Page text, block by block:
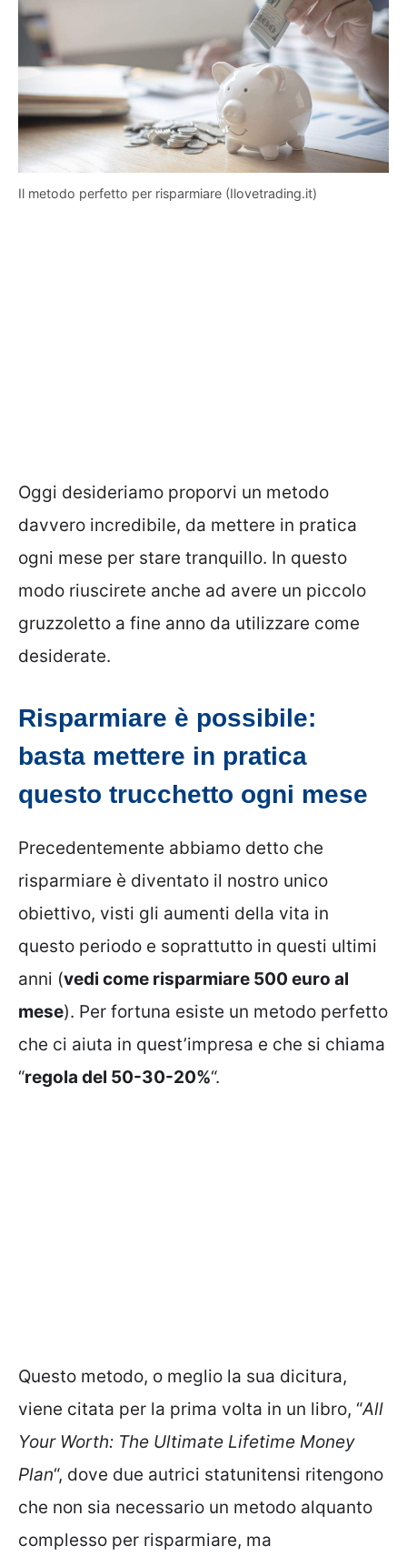
Il metodo perfetto per risparmiare (Ilovetrading.it)
Oggi desideriamo proporvi un metodo
davvero incredibile, da mettere in pratica
ogni mese per stare tranquillo. In questo
modo riuscirete anche ad avere un piccolo
gruzzoletto a fine anno da utilizzare come
desiderate.
Risparmiare è possibile:
basta mettere in pratica
questo trucchetto ogni mese
Precedentemente abbiamo detto che
risparmiare è diventato il nostro unico
obiettivo, visti gli aumenti della vita in
questo periodo e soprattutto in questi ultimi
anni (vedi come risparmiare 500 euro al
mese). Per fortuna esiste un metodo perfetto
che ci aiuta in quest’impresa e che si chiama
“regola del 50-30-20%“.
Questo metodo, o meglio la sua dicitura,
viene citata per la prima volta in un libro, “All
Your Worth: The Ultimate Lifetime Money
Plan“, dove due autrici statunitensi ritengono
che non sia necessario un metodo alquanto
complesso per risparmiare, ma